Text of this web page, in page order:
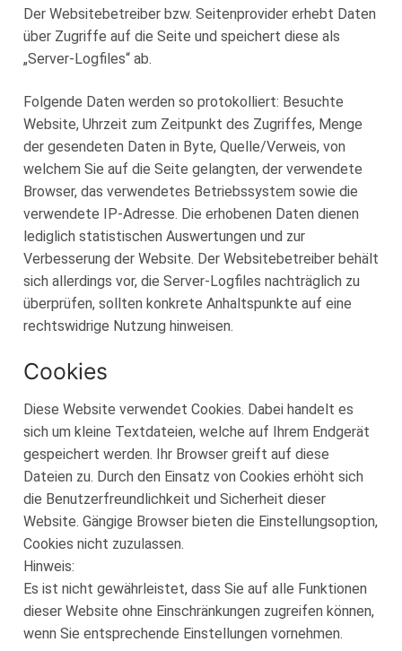
Loge Heinrich der Löwe, Braunschweig
Loge Peredur, Kassel
Loge Zur Bundestreue, Wolfenbüttel
Der Websitebetreiber bzw. Seitenprovider erhebt Daten
über Zugriffe auf die Seite und speichert diese als
„Server-Logfiles“ ab.
Folgende Daten werden so protokolliert: Besuchte
Website, Uhrzeit zum Zeitpunkt des Zugriffes, Menge
der gesendeten Daten in Byte, Quelle/Verweis, von
welchem Sie auf die Seite gelangten, der verwendete
Browser, das verwendetes Betriebssystem sowie die
verwendete IP-Adresse. Die erhobenen Daten dienen
lediglich statistischen Auswertungen und zur
Verbesserung der Website. Der Websitebetreiber behält
sich allerdings vor, die Server-Logfiles nachträglich zu
überprüfen, sollten konkrete Anhaltspunkte auf eine
rechtswidrige Nutzung hinweisen.
Cookies
Diese Website verwendet Cookies. Dabei handelt es
sich um kleine Textdateien, welche auf Ihrem Endgerät
gespeichert werden. Ihr Browser greift auf diese
Dateien zu. Durch den Einsatz von Cookies erhöht sich
die Benutzerfreundlichkeit und Sicherheit dieser
Website. Gängige Browser bieten die Einstellungsoption,
Cookies nicht zuzulassen.
Hinweis:
Es ist nicht gewährleistet, dass Sie auf alle Funktionen
dieser Website ohne Einschränkungen zugreifen können,
wenn Sie entsprechende Einstellungen vornehmen.